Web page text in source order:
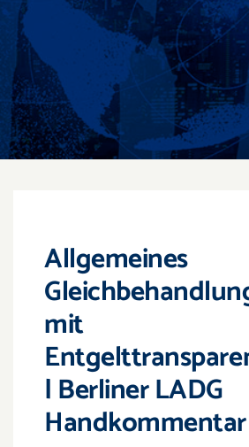
Events
Überregional
Jobs
Newsletter
Allgemeines
mit
| Berliner LADG
Handkommentar